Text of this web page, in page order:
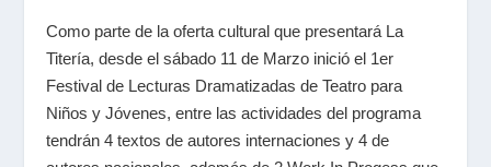
Como parte de la oferta cultural que presentará La
Titería, desde el sábado 11 de Marzo inició el 1er
Festival de Lecturas Dramatizadas de Teatro para
Niños y Jóvenes, entre las actividades del programa
tendrán 4 textos de autores internaciones y 4 de